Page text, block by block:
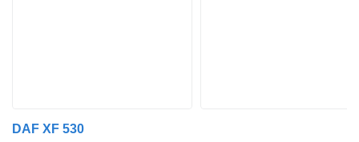
DAF XF 530